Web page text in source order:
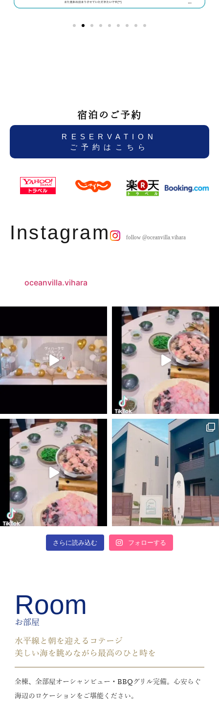
宿泊のご予約
RESERVATION
ご予約はこちら
Instagram
oceanvilla.vihara
さらに読み込む フォローする
Room
お部屋
水平線と朝を迎えるコテージ
美しい海を眺めながら最高のひと時を
全棟、全部屋オーシャンビュー・BBQグリル完備。心安らぐ
海辺のロケーションをご堪能ください。